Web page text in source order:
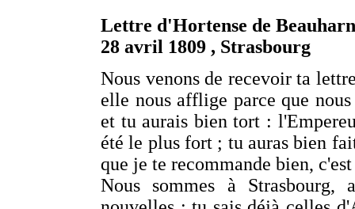
Lettre d'Hortense de
28 avril 1809 , Strasbourg
Nous venons de recevoir ta
elle nous afflige parce que
et tu aurais bien tort :
été le plus fort ; tu auras bien
que je te recommande bien,
Nous sommes à Strasbourg,